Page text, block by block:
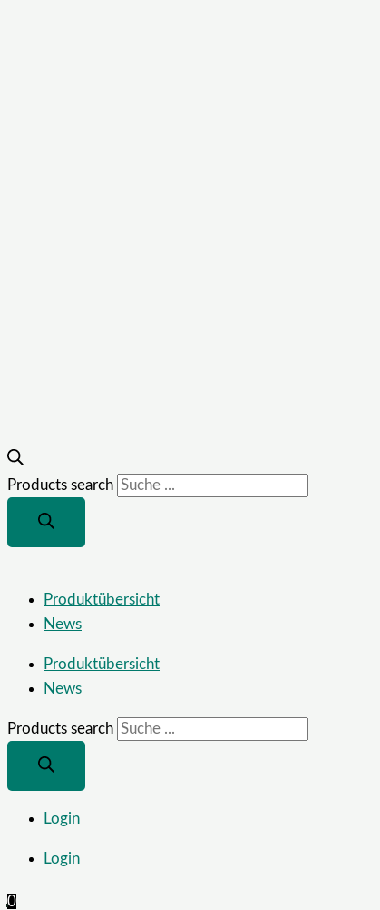
Products search
Produktübersicht
News
Produktübersicht
News
Products search
Login
Login
0